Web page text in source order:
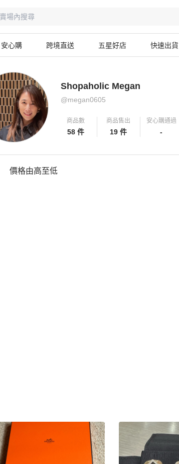
安心購 跨境直送 五星好店 快速出貨
Shopaholic Megan
@megan0605
商品數
58 件
商品售出
19 件
安心購通過
-
價格由高至低